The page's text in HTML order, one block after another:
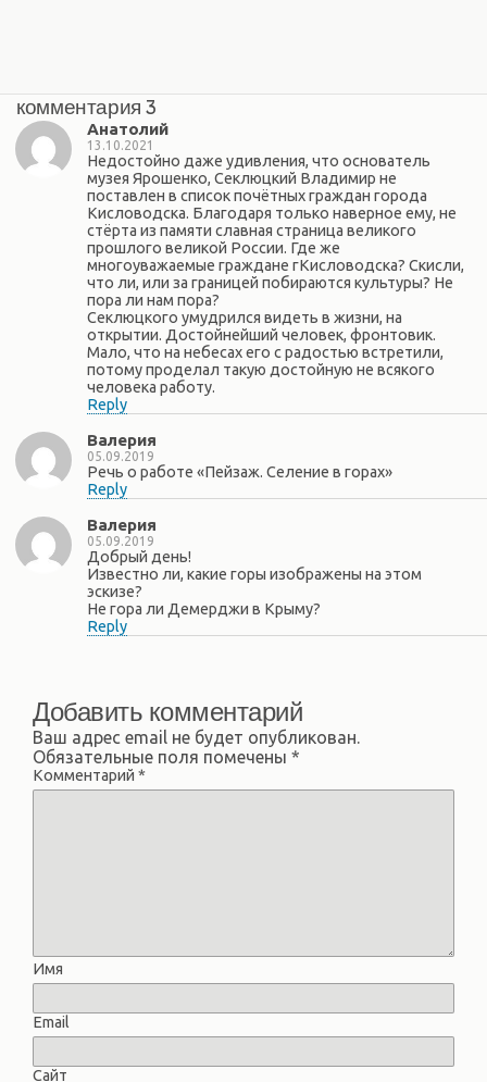
комментария 3
Анатолий
13.10.2021
Недостойно даже удивления, что основатель
музея Ярошенко, Секлюцкий Владимир не
поставлен в список почётных граждан города
Кисловодска. Благодаря только наверное ему, не
стёрта из памяти славная страница великого
прошлого великой России. Где же
многоуважаемые граждане гКисловодска? Скисли,
что ли, или за границей побираются культуры? Не
пора ли нам пора?
Секлюцкого умудрился видеть в жизни, на
открытии. Достойнейший человек, фронтовик.
Мало, что на небесах его с радостью встретили,
потому проделал такую достойную не всякого
человека работу.
Reply
Валерия
05.09.2019
Речь о работе «Пейзаж. Селение в горах»
Reply
Валерия
05.09.2019
Добрый день!
Известно ли, какие горы изображены на этом
эскизе?
Не гора ли Демерджи в Крыму?
Reply
Добавить комментарий
Ваш адрес email не будет опубликован.
Обязательные поля помечены *
Комментарий *
Имя
Email
Сайт